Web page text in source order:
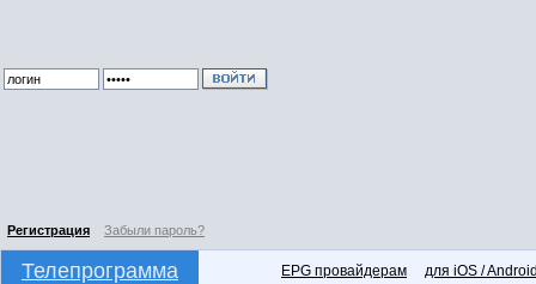
Регистрация Забыли пароль?
Телепрограмма EPG провайдерам для iOS /